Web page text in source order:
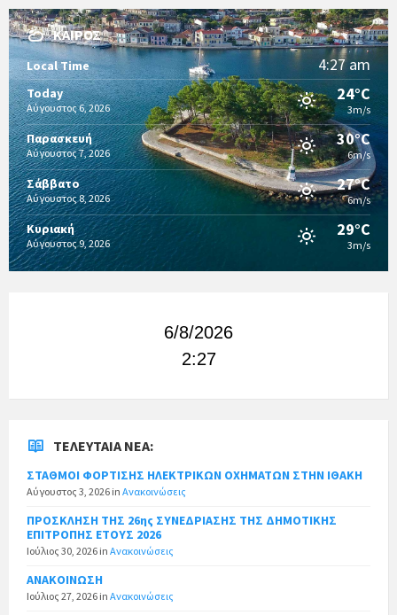
ΚΑΙΡΌΣ
Local Time 4:27 am
Today
Αύγουστος 6, 2026
24°C
3m/s
Παρασκευή
Αύγουστος 7, 2026
30°C
6m/s
Σάββατο
Αύγουστος 8, 2026
27°C
6m/s
Κυριακή
Αύγουστος 9, 2026
29°C
3m/s
6/8/2026
2:27
ΤΕΛΕΥΤΑΊΑ ΝΈΑ:
ΣΤΑΘΜΟΙ ΦΟΡΤΙΣΗΣ ΗΛΕΚΤΡΙΚΩΝ ΟΧΗΜΑΤΩΝ ΣΤΗΝ ΙΘΑΚΗ
Αύγουστος 3, 2026 in Ανακοινώσεις
ΠΡΟΣΚΛΗΣΗ ΤΗΣ 26ης ΣΥΝΕΔΡΙΑΣΗΣ ΤΗΣ ΔΗΜΟΤΙΚΗΣ
ΕΠΙΤΡΟΠΗΣ ΕΤΟΥΣ 2026
Ιούλιος 30, 2026 in Ανακοινώσεις
ΑΝΑΚΟΙΝΩΣΗ
Ιούλιος 27, 2026 in Ανακοινώσεις